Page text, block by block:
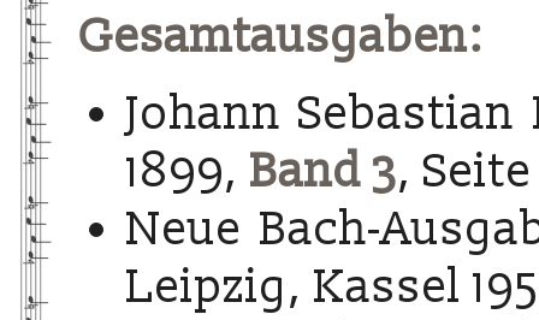
Gesamtausgaben:
Johann Sebastian
1899, Band 3,
Neue Bach-
Leipzig, Kassel